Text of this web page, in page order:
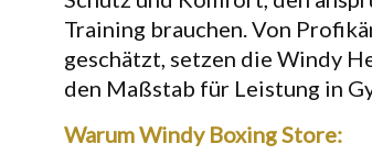
Training brauchen. Von
geschätzt, setzen die Windy
den Maßstab für Leistung in
Warum Windy Boxing Store: